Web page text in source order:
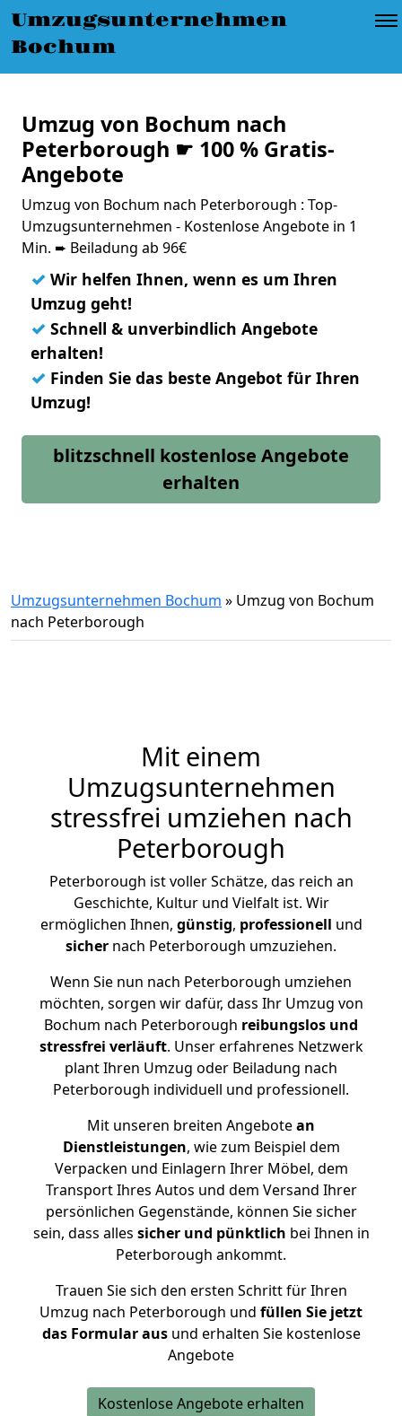
Umzugsunternehmen
Bochum
Umzug von Bochum nach
Peterborough ☛ 100 % Gratis-
Angebote
Umzug von Bochum nach Peterborough : Top-
Umzugsunternehmen - Kostenlose Angebote in 1
Min. ➨ Beiladung ab 96€
✓ Wir helfen Ihnen, wenn es um Ihren
Umzug geht!
✓ Schnell & unverbindlich Angebote
erhalten!
✓ Finden Sie das beste Angebot für Ihren
Umzug!
blitzschnell kostenlose Angebote
erhalten
Umzugsunternehmen Bochum » Umzug von Bochum
nach Peterborough
Mit einem
Umzugsunternehmen
stressfrei umziehen nach
Peterborough
Peterborough ist voller Schätze, das reich an
Geschichte, Kultur und Vielfalt ist. Wir
ermöglichen Ihnen, günstig, professionell und
sicher nach Peterborough umzuziehen.
Wenn Sie nun nach Peterborough umziehen
möchten, sorgen wir dafür, dass Ihr Umzug von
Bochum nach Peterborough reibungslos und
stressfrei verläuft. Unser erfahrenes Netzwerk
plant Ihren Umzug oder Beiladung nach
Peterborough individuell und professionell.
Mit unseren breiten Angebotean
Dienstleistungen, wie zum Beispiel dem
Verpacken und Einlagern Ihrer Möbel, dem
Transport Ihres Autos und dem Versand Ihrer
persönlichen Gegenstände, können Sie sicher
sein, dass alles sicher und pünktlich bei Ihnen in
Peterborough ankommt.
Trauen Sie sich den ersten Schritt für Ihren
Umzug nach Peterborough und füllen Sie jetzt
das Formular ausund erhalten Sie kostenlose
Angebote
Kostenlose Angebote erhalten